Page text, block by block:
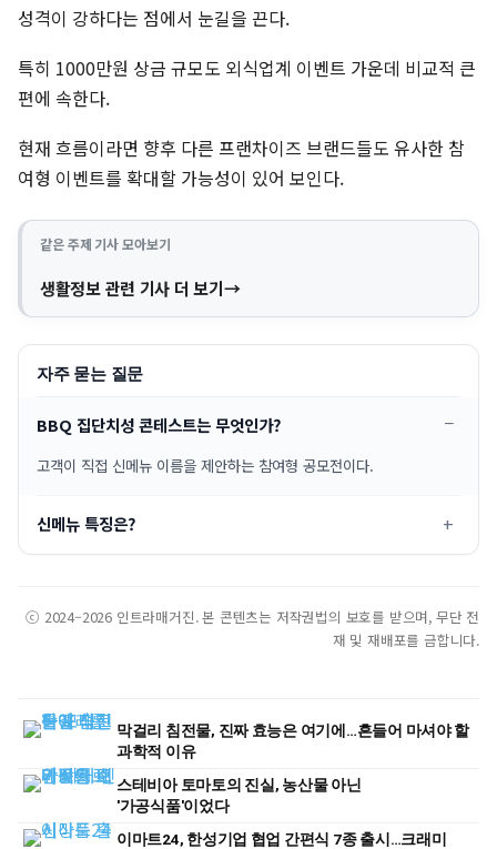
성격이 강하다는 점에서 눈길을 끈다.
특히 1000만원 상금 규모도 외식업계 이벤트 가운데 비교적 큰
편에 속한다.
현재 흐름이라면 향후 다른 프랜차이즈 브랜드들도 유사한 참
여형 이벤트를 확대할 가능성이 있어 보인다.
같은 주제 기사 모아보기
생활정보 관련 기사 더 보기
자주 묻는 질문
BBQ 집단치성 콘테스트는 무엇인가?
고객이 직접 신메뉴 이름을 제안하는 참여형 공모전이다.
신메뉴 특징은?
ⓒ 2024–2026 인트라매거진. 본 콘텐츠는 저작권법의 보호를 받으며, 무단 전
재 및 재배포를 금합니다.
막걸리 침전물, 진짜 효능은 여기에…흔들어 마셔야 할
과학적 이유
스테비아 토마토의 진실, 농산물 아닌
'가공식품'이었다
이마트24, 한성기업 협업 간편식 7종 출시…크래미